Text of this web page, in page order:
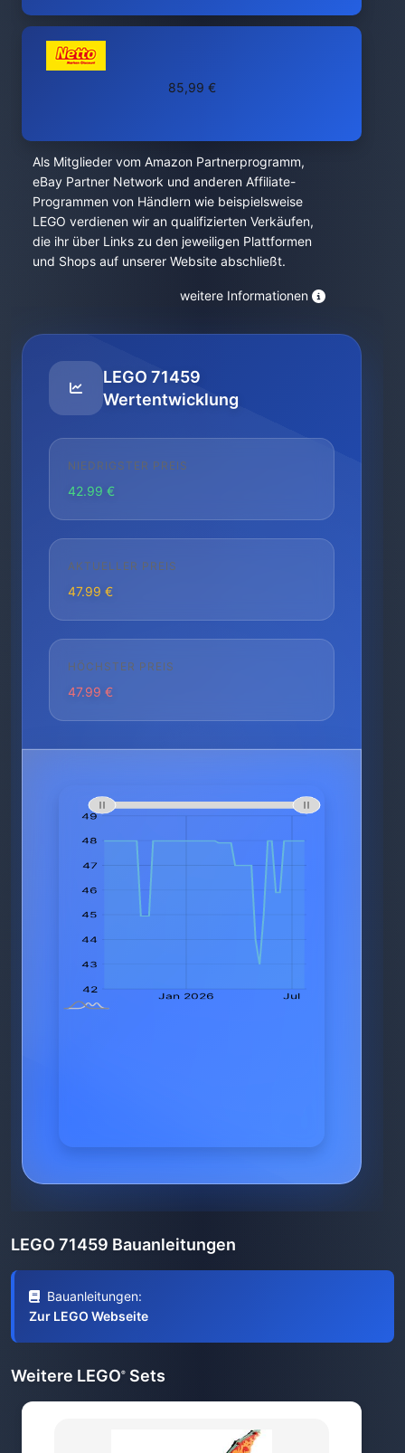
85,99 €
Als Mitglieder vom Amazon Partnerprogramm,
eBay Partner Network und anderen Affiliate-
Programmen von Händlern wie beispielsweise
LEGO verdienen wir an qualifizierten Verkäufen,
die ihr über Links zu den jeweiligen Plattformen
und Shops auf unserer Website abschließt.
weitere Informationen
LEGO 71459
Wertentwicklung
NIEDRIGSTER PREIS
42.99 €
AKTUELLER PREIS
47.99 €
HÖCHSTER PREIS
47.99 €
LEGO 71459 Bauanleitungen
Bauanleitungen:
Zur LEGO Webseite
Weitere LEGO® Sets